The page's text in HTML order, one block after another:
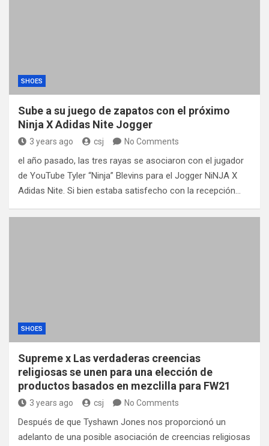
SHOES
Sube a su juego de zapatos con el próximo
Ninja X Adidas Nite Jogger
3 years ago csj No Comments
el año pasado, las tres rayas se asociaron con el jugador
de YouTube Tyler “Ninja” Blevins para el Jogger NiNJA X
Adidas Nite. Si bien estaba satisfecho con la recepción…
SHOES
Supreme x Las verdaderas creencias
religiosas se unen para una elección de
productos basados ​​en mezclilla para FW21
3 years ago csj No Comments
Después de que Tyshawn Jones nos proporcionó un
adelanto de una posible asociación de creencias religiosas